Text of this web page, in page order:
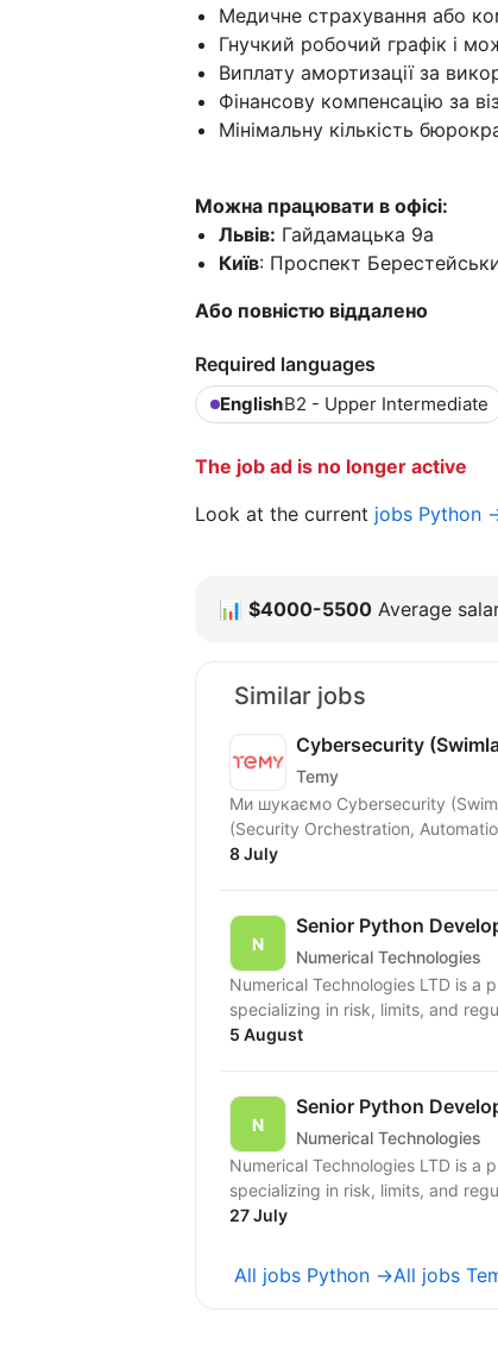
Медичне страхування або
Гнучкий робочий графік і
Виплату амортизації за
Фінансову компенсацію за
Мінімальну кількість
Можна працювати в офісі:
Львів: Гайдамацька 9a
Київ: Проспект
Або повністю віддалено
Required languages
EnglishB2 - Upper Intermediate
The job ad is no longer active
Look at the current jobs Python
📊 $4000-5500 Average
Similar jobs
Cybersecurity
Temy
Ми шукаємо Cybersecurity
(Security Orchestration,
8 July
Senior Python
Numerical Technologies
Numerical Technologies LTD is a
specializing in risk, limits, and
5 August
Senior Python
Numerical Technologies
Numerical Technologies LTD is a
specializing in risk, limits, and
27 July
All jobs Python →All jobs